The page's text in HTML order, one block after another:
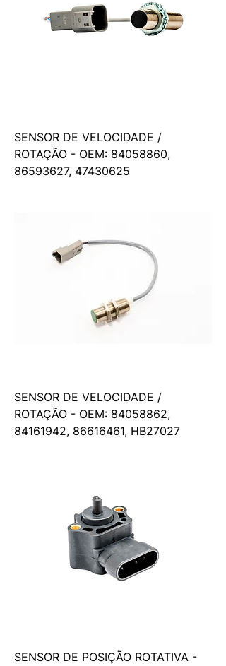
SENSOR DE VELOCIDADE /
ROTAÇÃO - OEM: 84058860,
86593627, 47430625
SENSOR DE VELOCIDADE /
ROTAÇÃO - OEM: 84058862,
84161942, 86616461, HB27027
SENSOR DE POSIÇÃO ROTATIVA -